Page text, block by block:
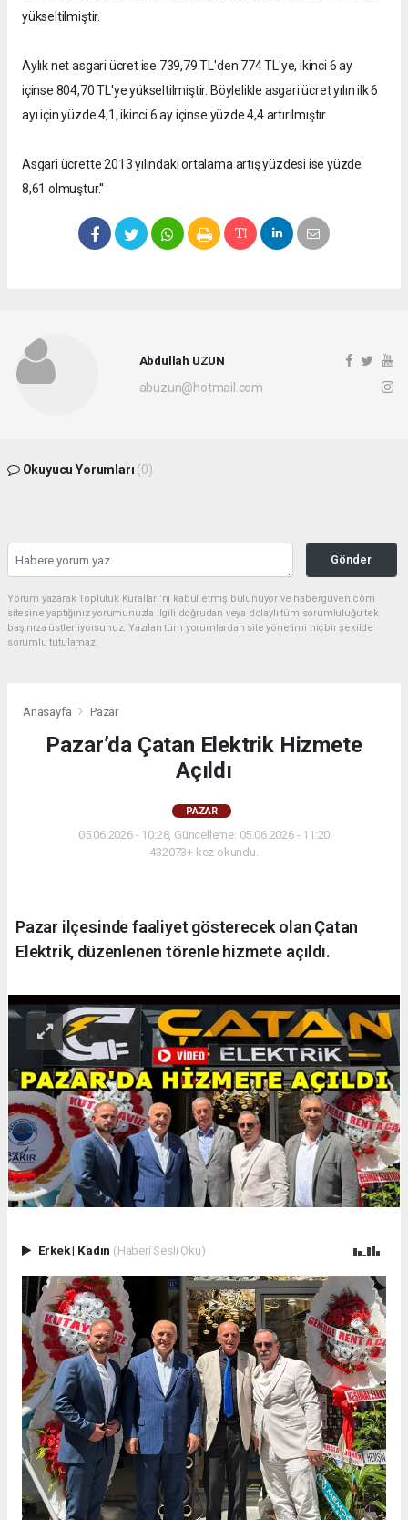
yükseltilmiştir.
Aylık net asgari ücret ise 739,79 TL'den 774 TL'ye, ikinci 6 ay
içinse 804,70 TL'ye yükseltilmiştir. Böylelikle asgari ücret yılın ilk 6
ayı için yüzde 4,1, ikinci 6 ay içinse yüzde 4,4 artırılmıştır.
Asgari ücrette 2013 yılındaki ortalama artış yüzdesi ise yüzde
8,61 olmuştur.''
Abdullah UZUN
abuzun@hotmail.com
Okuyucu Yorumları (0)
Gönder
Yorum yazarak Topluluk Kuralları’nı kabul etmiş bulunuyor ve haberguven.com
sitesine yaptığınız yorumunuzla ilgili doğrudan veya dolaylı tüm sorumluluğu tek
başınıza üstleniyorsunuz. Yazılan tüm yorumlardan site yönetimi hiçbir şekilde
sorumlu tutulamaz.
Anasayfa Pazar
Pazar’da Çatan Elektrik Hizmete
Açıldı
PAZAR
05.06.2026 - 10:28, Güncelleme: 05.06.2026 - 11:20
432073+ kez okundu.
Pazar ilçesinde faaliyet gösterecek olan Çatan
Elektrik, düzenlenen törenle hizmete açıldı.
Erkek| Kadın (Haberi Sesli Oku)